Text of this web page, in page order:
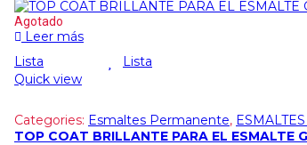
Agotado
Leer más
Lista
Lista
Quick view
Categories: Esmaltes Permanente,
TOP COAT BRILLANTE PARA EL ESMALTE